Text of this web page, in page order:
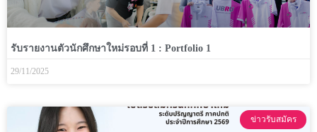
รับรายงานตัวนักศึกษาใหม่รอบที่ 1 : Portfolio 1
29/11/2025
ข่าวรับสมัคร